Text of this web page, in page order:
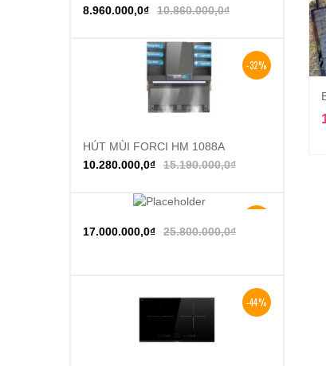
10.860.000,0₫
8.960.000,0₫
-32%
Thêm vào giỏ hàng
HÚT MÙI FORCI HM 1088A
15.190.000,0₫
10.280.000,0₫
Thêm vào giỏ hàng
25.800.000,0₫
17.000.000,0₫
-44%